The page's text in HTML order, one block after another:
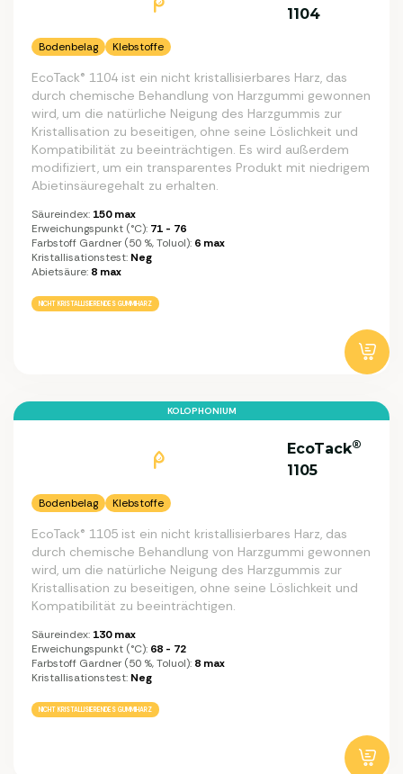
1104
Bodenbelag Klebstoffe
EcoTack® 1104 ist ein nicht kristallisierbares Harz, das
durch chemische Behandlung von Harzgummi gewonnen
wird, um die natürliche Neigung des Harzgummis zur
Kristallisation zu beseitigen, ohne seine Löslichkeit und
Kompatibilität zu beeinträchtigen. Es wird außerdem
modifiziert, um ein transparentes Produkt mit niedrigem
Abietinsäuregehalt zu erhalten.
Säureindex: 150 max
Erweichungspunkt (°C): 71 - 76
Farbstoff Gardner (50 %, Toluol): 6 max
Kristallisationstest: Neg
Abietsäure: 8 max
NICHT KRISTALLISIERENDES GUMMIHARZ
KOLOPHONIUM
EcoTack®
1105
Bodenbelag Klebstoffe
EcoTack® 1105 ist ein nicht kristallisierbares Harz, das
durch chemische Behandlung von Harzgummi gewonnen
wird, um die natürliche Neigung des Harzgummis zur
Kristallisation zu beseitigen, ohne seine Löslichkeit und
Kompatibilität zu beeinträchtigen.
Säureindex: 130 max
Erweichungspunkt (°C): 68 - 72
Farbstoff Gardner (50 %, Toluol): 8 max
Kristallisationstest: Neg
NICHT KRISTALLISIERENDES GUMMIHARZ